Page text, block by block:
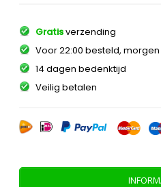
Gratisverzending
Voor 22:00 besteld, morgen
14 dagen bedenktijd
Veilig betalen